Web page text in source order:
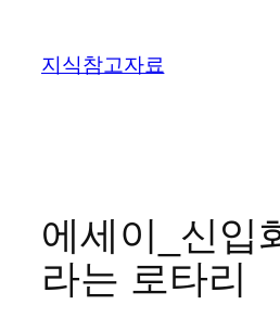
지식참고자료
에세이_신입
라는 로타리